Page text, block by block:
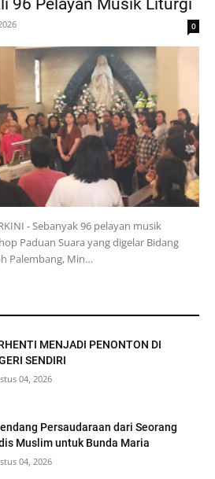
0
- Sebanyak 96 pelayan musik
Paduan Suara yang digelar Bidang
Palembang, Min…
MENJADI PENONTON DI
SENDIRI
04, 2026
Persaudaraan dari Seorang
Muslim untuk Bunda Maria
04, 2026